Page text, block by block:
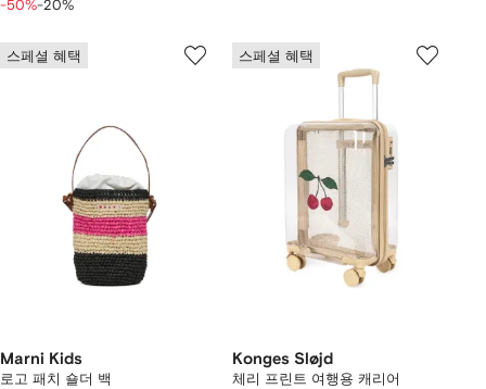
-50%-20%
스페셜 혜택
Marni Kids
로고 패치 숄더 백
스페셜 혜택
Konges Sløjd
체리 프린트 여행용 캐리어